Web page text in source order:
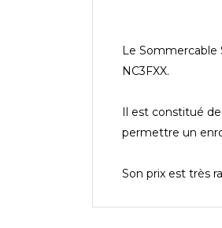
Le Sommercable
NC3FXX.
Il est constitué
permettre un
Son prix est très